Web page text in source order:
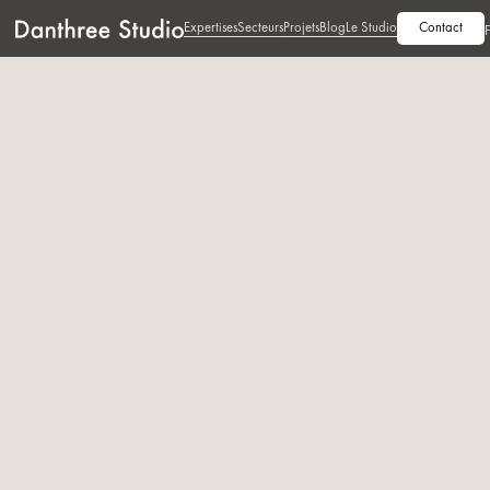
ExpertisesSecteursProjetsBlogLe Studio Contact